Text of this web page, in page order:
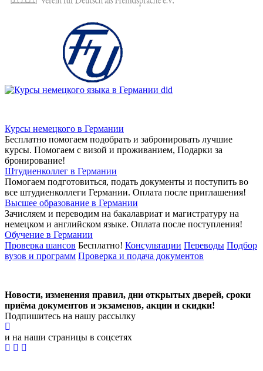
Курсы немецкого в Германии
Бесплатно помогаем подобрать и забронировать лучшие
курсы. Помогаем с визой и проживанием, Подарки за
бронирование!
Штудиенколлег в Германии
Помогаем подготовиться, подать документы и поступить во
все штудиенколлеги Германии. Оплата после приглашения!
Высшее образование в Германии
Зачисляем и переводим на бакалавриат и магистратуру на
немецком и английском языке. Оплата после поступления!
Обучение в Германии
Проверка шансов Бесплатно! Консультации Переводы Подбор
вузов и программ Проверка и подача документов
Новости, изменения правил, дни открытых дверей, сроки
приёма документов и экзаменов, акции и скидки!
Подпишитесь на нашу рассылку
и на наши страницы в соцсетях